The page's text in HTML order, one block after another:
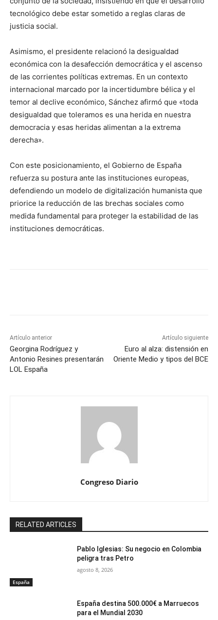
tecnológico debe estar sometido a reglas claras de
justicia social.
Asimismo, el presidente relacionó la desigualdad
económica con la desafección democrática y el ascenso
de las corrientes políticas extremas. En un contexto
internacional marcado por la incertidumbre bélica y el
temor al declive económico, Sánchez afirmó que «toda
desigualdad que toleramos es una herida en nuestra
democracia y esas heridas alimentan a la extrema
derecha».
Con este posicionamiento, el Gobierno de España
refuerza su postura ante las instituciones europeas,
defendiendo un modelo de digitalización humanista que
priorice la reducción de las brechas sociales como
medida fundamental para proteger la estabilidad de las
instituciones democráticas.
Artículo anterior
Georgina Rodríguez y
Antonio Resines presentarán
LOL España
Artículo siguiente
Euro al alza: distensión en
Oriente Medio y tipos del BCE
Congreso Diario
RELATED ARTICLES
España
Pablo Iglesias: Su negocio en Colombia
peligra tras Petro
agosto 8, 2026
España destina 500.000€ a Marruecos
para el Mundial 2030